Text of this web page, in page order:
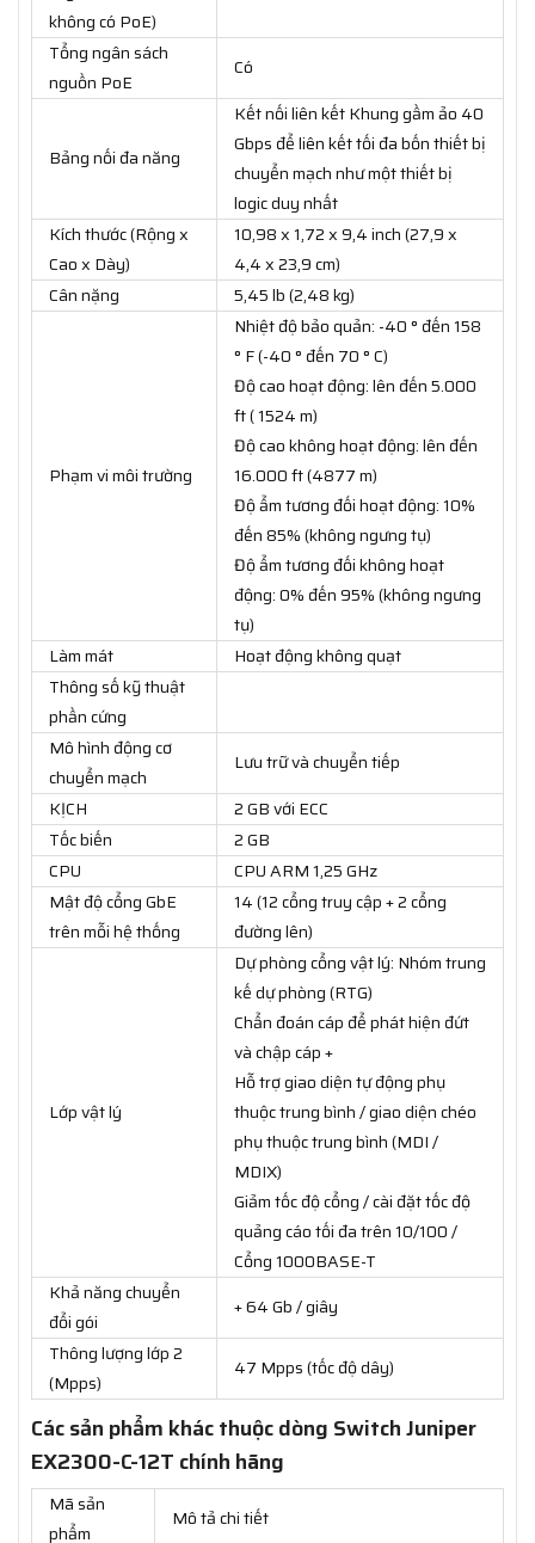
không có PoE)
Tổng ngân sách
nguồn PoE
Có
Bảng nối đa năng
Kết nối liên kết Khung gầm ảo 40
Gbps để liên kết tối đa bốn thiết bị
chuyển mạch như một thiết bị
logic duy nhất
Kích thước (Rộng x
Cao x Dày)
10,98 x 1,72 x 9,4 inch (27,9 x
4,4 x 23,9 cm)
Cân nặng
5,45 lb (2,48 kg)
Phạm vi môi trường
Nhiệt độ bảo quản: -40 ° đến 158
° F (-40 ° đến 70 ° C)
Độ cao hoạt động: lên đến 5.000
ft ( 1524 m)
Độ cao không hoạt động: lên đến
16.000 ft (4877 m)
Độ ẩm tương đối hoạt động: 10%
đến 85% (không ngưng tụ)
Độ ẩm tương đối không hoạt
động: 0% đến 95% (không ngưng
tụ)
Làm mát
Hoạt động không quạt
Thông số kỹ thuật
phần cứng
Mô hình động cơ
chuyển mạch
Lưu trữ và chuyển tiếp
KỊCH
2 GB với ECC
Tốc biến
2 GB
CPU
CPU ARM 1,25 GHz
Mật độ cổng GbE
trên mỗi hệ thống
14 (12 cổng truy cập + 2 cổng
đường lên)
Lớp vật lý
Dự phòng cổng vật lý: Nhóm trung
kế dự phòng (RTG)
Chẩn đoán cáp để phát hiện đứt
và chập cáp +
Hỗ trợ giao diện tự động phụ
thuộc trung bình / giao diện chéo
phụ thuộc trung bình (MDI /
MDIX)
Giảm tốc độ cổng / cài đặt tốc độ
quảng cáo tối đa trên 10/100 /
Cổng 1000BASE-T
Khả năng chuyển
đổi gói
+ 64 Gb / giây
Thông lượng lớp 2
(Mpps)
47 Mpps (tốc độ dây)
Các sản phẩm khác thuộc dòng Switch Juniper
EX2300-C-12T chính hãng
Mã sản
phẩm
Mô tả chi tiết